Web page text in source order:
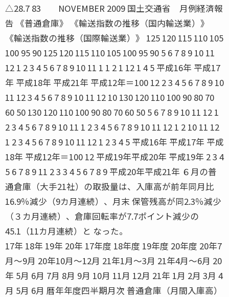
△28.7 83 NOVEMBER 2009 国土交通省 月例経済報
告 《普通倉庫》 《輸送指数の推移（国内輸送業）》
《輸送指数の推移（国際輸送業）》 125 120 115 110 105
100 95 90 125 120 115 110 105 100 95 90 5 6 7 8 9 10 11
12 1 2 3 4 5 6 7 8 9 10 11 1 1 2 1 12 1 4 5 平成16年 平成17
年 平成18年 平成21年 平成12年＝100 12 2 3 4 5 6 7 8 9 10
11 12 3 4 5 6 7 8 9 10 11 12 10 130 120 110 100 90 80 70
60 50 130 120 110 100 90 80 70 60 50 5 6 7 8 9 10 11 12 1
2 3 4 5 6 7 8 9 10 11 1 2 3 4 5 6 7 8 9 10 11 12 1 2 10 11 12
1 2 3 4 5 6 7 8 9 10 11 12 1 2 3 4 5 平成16年 平成17年 平成
18年 平成12年＝100 12 平成19年平成20年 平成19年 2 3 4
5 6 7 8 9 11 2 3 3 4 5 6 7 8 9 平成20年平成21年 ６月の普
通倉庫（大手21社）の取扱量は、入庫高が前年同月比
16.9％減少（9カ月連続）、月末 保管残高が同2.3％減少
（３カ月連続）、倉庫回転率が7.7ポイント減少の
45.1（11カ月連続）と なった。
17年 18年 19年 20年 17年度 18年度 19年度 20年度 20年7
月〜9月 20年10月〜12月 21年1月〜3月 21年4月〜6月 20
年 5月 6月 7月 8月 9月 10月 11月 12月 21年 1月 2月 3月 4
月 5月 6月 暦年年度四半期月次 普通倉庫（月間入庫高）